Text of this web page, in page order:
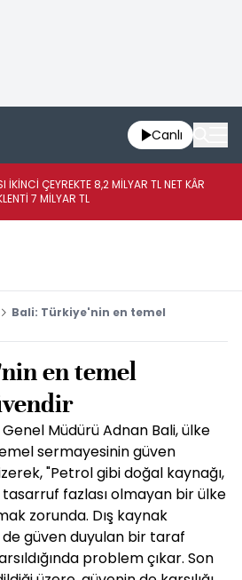
Canlı
İKİNCİ ÇEYREKTE 8,2 MİLYAR TL NET KÂR
7 MİLYAR TL
Bali: Türkiye'nin en temel
en temel
Genel Müdürü Adnan Bali, ülke
sermayesinin güven
"Petrol gibi doğal kaynağı,
fazlası olmayan bir ülke
zorunda. Dış kaynak
güven duyulan bir taraf
problem çıkar. Son